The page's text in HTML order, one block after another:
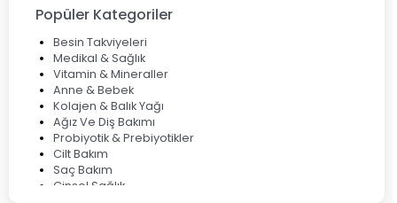
Çözüm Yolları
Bocavirüs Enfeksiyonu Hakkında Bilmeniz Gerekenler
Deep Flex Topraklama Matı Nedir? Detaylı Rehber
Mumiyo Nedir? Faydaları ve Kullanım Alanları Nelerdir?
Popüler Kategoriler
Besin Takviyeleri
Medikal & Sağlık
Vitamin & Mineraller
Anne & Bebek
Kolajen & Balık Yağı
Ağız Ve Diş Bakımı
Probiyotik & Prebiyotikler
Cilt Bakım
Saç Bakım
Cinsel Sağlık